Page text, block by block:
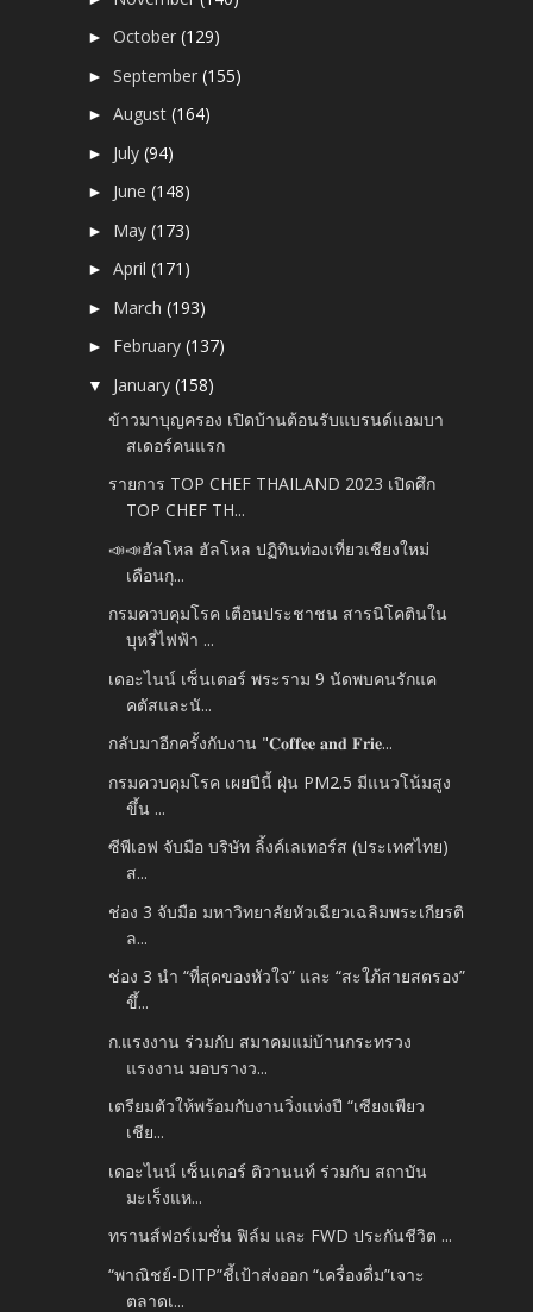
►October(129)
►September(155)
►August(164)
► July(94)
► June(148)
► May(173)
►April(171)
► March(193)
► February(137)
▼ January(158)
ข้าวมาบุญครอง เปิดบ้านต้อนรับแบรนด์แอมบา
สเดอร์คนแรก
รายการ TOP CHEF THAILAND 2023 เปิดศึก
TOP CHEF TH...
📣📣ฮัลโหล ฮัลโหล ปฏิทินท่องเที่ยวเชียงใหม่
เดือนกุ...
กรมควบคุมโรค เตือนประชาชน สารนิโคตินใน
บุหรี่ไฟฟ้า ...
เดอะไนน์ เซ็นเตอร์ พระราม 9 นัดพบคนรักแค
คตัสและนั...
กลับมาอีกครั้งกับงาน "𝐂𝐨𝐟𝐟𝐞𝐞 𝐚𝐧𝐝 𝐅𝐫𝐢𝐞...
กรมควบคุมโรค เผยปีนี้ ฝุ่น PM2.5 มีแนวโน้มสูง
ขึ้น ...
ซีพีเอฟ จับมือ บริษัท ลิ้งค์เลเทอร์ส (ประเทศไทย)
ส...
ช่อง 3 จับมือ มหาวิทยาลัยหัวเฉียวเฉลิมพระเกียรติ
ล...
ช่อง 3 นำ “ที่สุดของหัวใจ” และ “สะใภ้สายสตรอง”
ขึ้...
ก.แรงงาน ร่วมกับ สมาคมแม่บ้านกระทรวง
แรงงาน มอบรางว...
เตรียมตัวให้พร้อมกับงานวิ่งแห่งปี “เซียงเพียว
เชีย...
เดอะไนน์ เซ็นเตอร์ ติวานนท์ ร่วมกับ สถาบัน
มะเร็งแห...
ทรานส์ฟอร์เมชั่น ฟิล์ม และ FWD ประกันชีวิต ...
“พาณิชย์-DITP”ชี้เป้าส่งออก “เครื่องดื่ม”เจาะ
ตลาดเ...